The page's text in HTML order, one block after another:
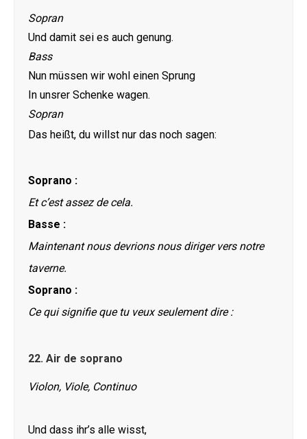
Sopran
Und damit sei es auch genung.
Bass
Nun müssen wir wohl einen Sprung
In unsrer Schenke wagen.
Sopran
Das heißt, du willst nur das noch sagen:
Soprano :
Et c’est assez de cela.
Basse :
Maintenant nous devrions nous diriger vers notre
taverne.
Soprano :
Ce qui signifie que tu veux seulement dire :
22. Air de soprano
Violon, Viole, Continuo
Und dass ihr’s alle wisst,